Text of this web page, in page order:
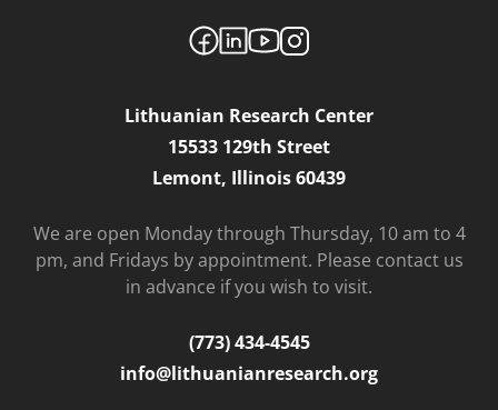
Lithuanian Research Center
15533 129th Street
Lemont, Illinois 60439
We are open Monday through Thursday, 10 am to 4
pm, and Fridays by appointment. Please contact us
in advance if you wish to visit.
(773) 434-4545
info@lithuanianresearch.org